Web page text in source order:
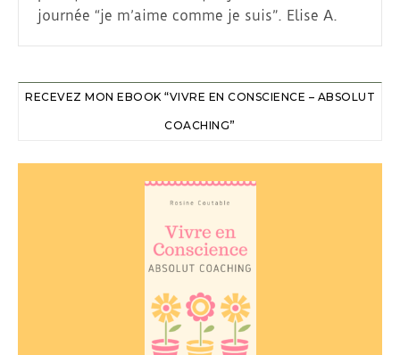
journée “je m’aime comme je suis”. Elise A.
RECEVEZ MON EBOOK “VIVRE EN CONSCIENCE – ABSOLUT
COACHING”